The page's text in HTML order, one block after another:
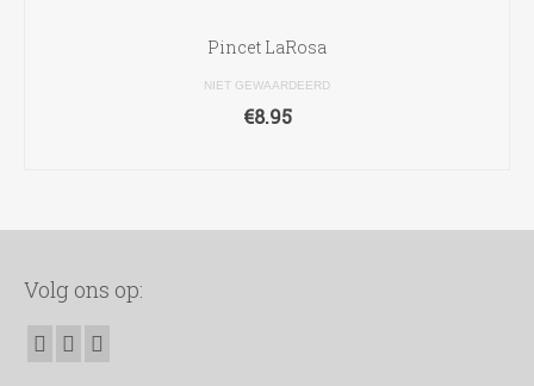
Pincet LaRosa
NIET GEWAARDEERD
€8.95
Volg ons op: